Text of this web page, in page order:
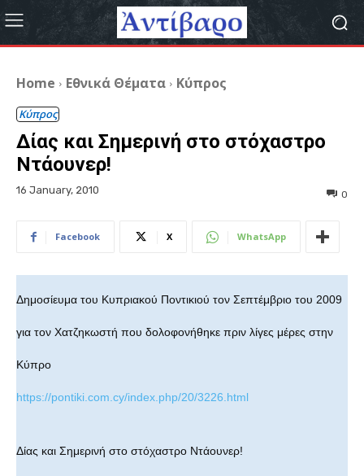
Home Εθνικά Θέματα Κύπρος
Κύπρος
Δίας και Σημερινή στο στόχαστρο
Ντάουνερ!
16 January, 2010 0
Facebook X WhatsApp
Δημοσίευμα του Κυπριακού Ποντικιού τον Σεπτέμβριο του 2009
για τον Χατζηκωστή που δολοφονήθηκε πριν λίγες μέρες στην
Κύπρο
https://pontiki.com.cy/index.php/20/3226.html
Δίας και Σημερινή στο στόχαστρο Ντάουνερ!